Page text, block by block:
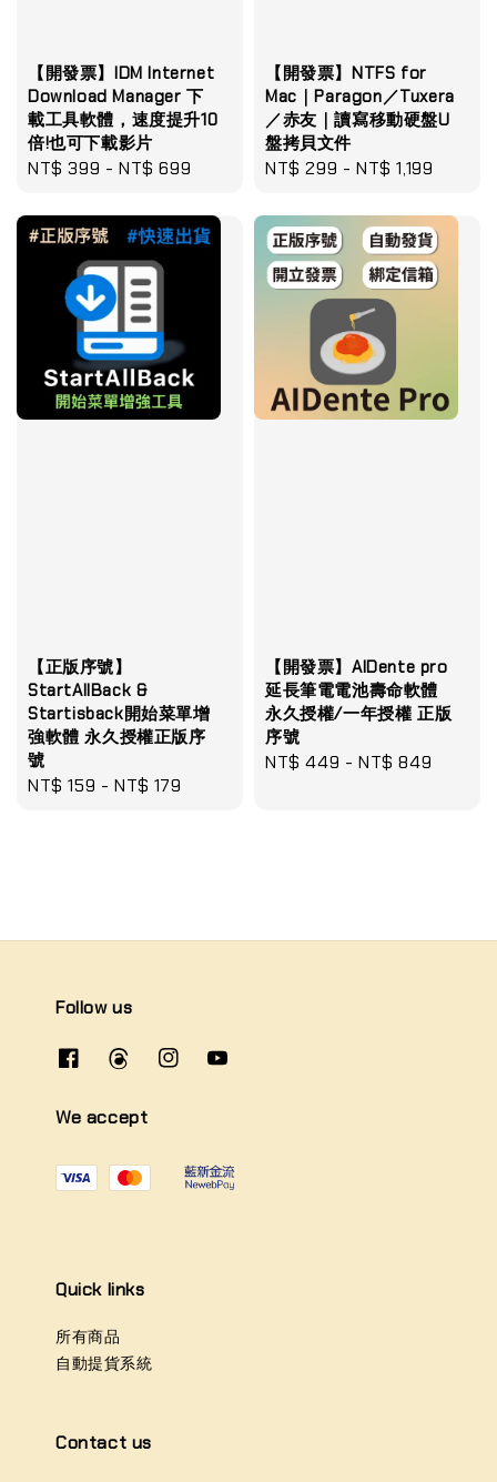
【開發票】IDM Internet
Download Manager 下
載工具軟體，速度提升10
倍!也可下載影片
Regular
NT$ 399 -NT$ 699
【開發票】NTFS for
Mac｜Paragon／Tuxera
／赤友｜讀寫移動硬盤U
盤拷貝文件
Regular
NT$ 299 -NT$ 1,199
【正版序號】
StartAllBack &
Startisback開始菜單增
強軟體 永久授權正版序
號
Regular
NT$ 159 -NT$ 179
【開發票】AlDente pro
延長筆電電池壽命軟體
永久授權/一年授權 正版
序號
Regular
NT$ 449 -NT$ 849
Follow us
We accept
Quick links
所有商品
自動提貨系統
Contact us